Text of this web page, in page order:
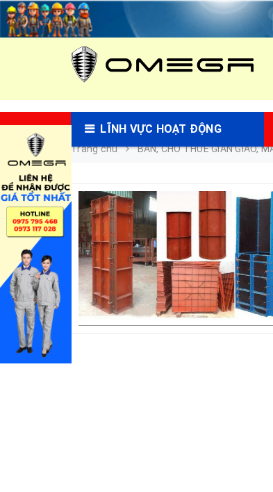
LĨNH VỰC HOẠT ĐỘNG
Trang chủ
BÁN, CHO THUÊ GIÀN GIÁO,